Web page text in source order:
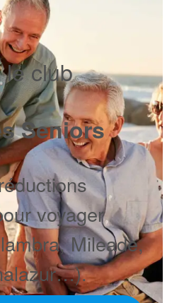
club
Seniors
voyager
Mileade,